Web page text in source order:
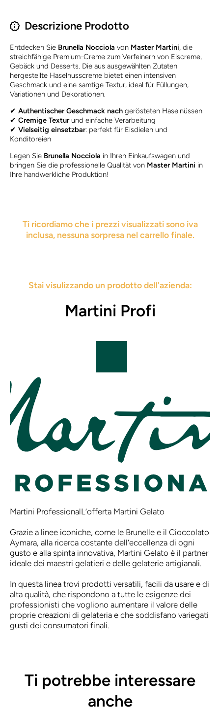
Descrizione Prodotto
Entdecken Sie Brunella Nocciola von Master Martini, die
streichfähige Premium-Creme zum Verfeinern von Eiscreme,
Gebäck und Desserts. Die aus ausgewählten Zutaten
hergestellte Haselnusscreme bietet einen intensiven
Geschmack und eine samtige Textur, ideal für Füllungen,
Variationen und Dekorationen.
✔ Authentischer Geschmack nach gerösteten Haselnüssen
✔ Cremige Texturund einfache Verarbeitung
✔ Vielseitig einsetzbar: perfekt für Eisdielen und
Konditoreien
Legen Sie Brunella Nocciola in Ihren Einkaufswagen und
bringen Sie die professionelle Qualität von Master Martini in
Ihre handwerkliche Produktion!
Ti ricordiamo che i prezzi visualizzati sono iva
inclusa, nessuna sorpresa nel carrello finale.
Stai visulizzando un prodotto dell'azienda:
Martini Profi
Martini ProfessionalL’offerta Martini Gelato
Grazie a linee iconiche, come le Brunelle e il Cioccolato
Aymara, alla ricerca costante dell’eccellenza di ogni
gusto e alla spinta innovativa, Martini Gelato è il partner
ideale dei maestri gelatieri e delle gelaterie artigianali.
In questa linea trovi prodotti versatili, facili da usare e di
alta qualità, che rispondono a tutte le esigenze dei
professionisti che vogliono aumentare il valore delle
proprie creazioni di gelateria e che soddisfano variegati
gusti dei consumatori finali.
Ti potrebbe interessare
anche